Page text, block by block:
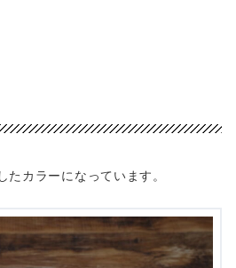
カラーになっています。